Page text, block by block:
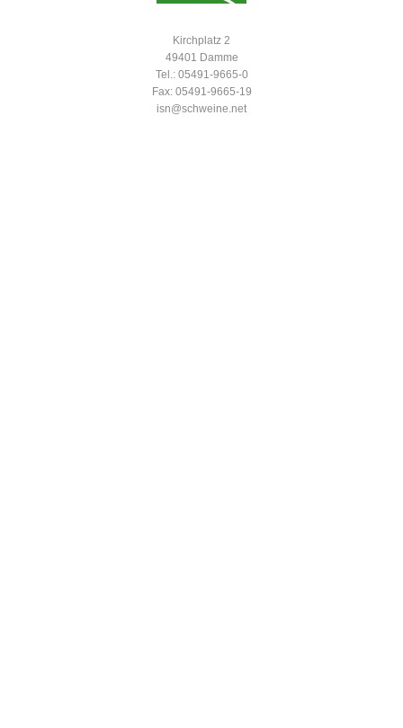
Kirchplatz 2
49401 Damme
Tel.: 05491-9665-0
Fax: 05491-9665-19
isn@schweine.net